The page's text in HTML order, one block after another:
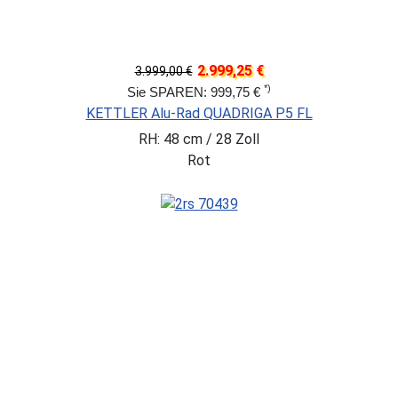
3.999,00 € 2.999,25 €
Sie SPAREN: 999,75 € *)
KETTLER Alu-Rad QUADRIGA P5 FL
RH: 48 cm / 28 Zoll
Rot